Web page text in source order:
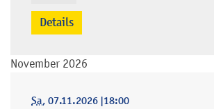
Details
November 2026
Sa, 07.11.2026 |18:00